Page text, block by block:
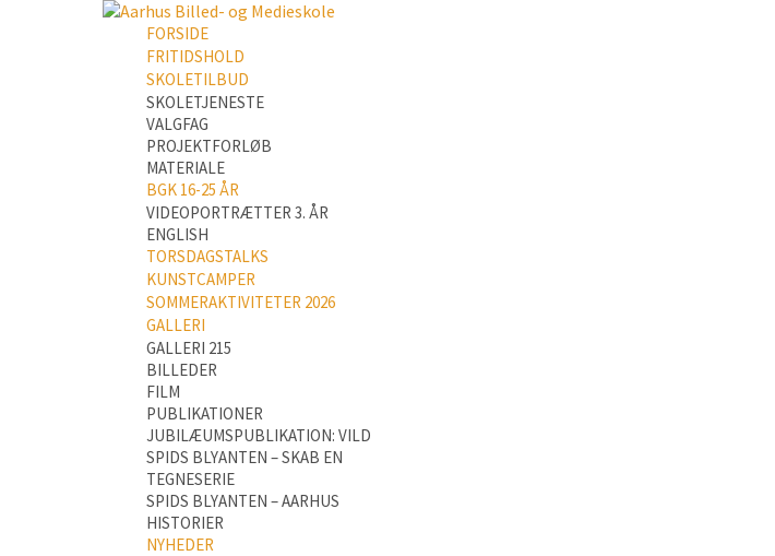
FORSIDE
FRITIDSHOLD
SKOLETILBUD
SKOLETJENESTE
VALGFAG
PROJEKTFORLØB
MATERIALE
BGK 16-25 ÅR
VIDEOPORTRÆTTER 3. ÅR
ENGLISH
TORSDAGSTALKS
KUNSTCAMPER
SOMMERAKTIVITETER 2026
GALLERI
GALLERI 215
BILLEDER
FILM
PUBLIKATIONER
JUBILÆUMSPUBLIKATION: VILD
SPIDS BLYANTEN – SKAB EN
TEGNESERIE
SPIDS BLYANTEN – AARHUS
HISTORIER
NYHEDER